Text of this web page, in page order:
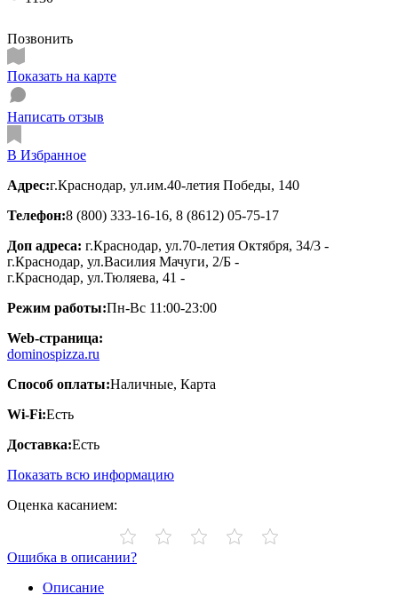
Позвонить
Показать на карте
Написать отзыв
В Избранное
Адрес:г.Краснодар, ​ул.им.40-летия Победы, 140
Телефон:8 (800) 333-16-16, 8 (8612) 05-75-17
Доп адреса: г.Краснодар, ​ул.70-летия Октября, 34/3 -
г.Краснодар, ​ул.Василия Мачуги, 2/Б -
г.Краснодар, ​ул.Тюляева, 41 -
Режим работы:Пн-Вс 11:00-23:00
Web-страница:
dominospizza.ru
Способ оплаты:Наличные, Карта
Wi-Fi:Есть
Доставка:Есть
Показать всю информацию
Оценка касанием:
Ошибка в описании?
Описание